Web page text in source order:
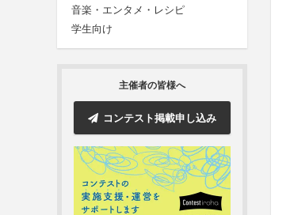
音楽・エンタメ・レシピ
学生向け
主催者の皆様へ
コンテスト掲載申し込み